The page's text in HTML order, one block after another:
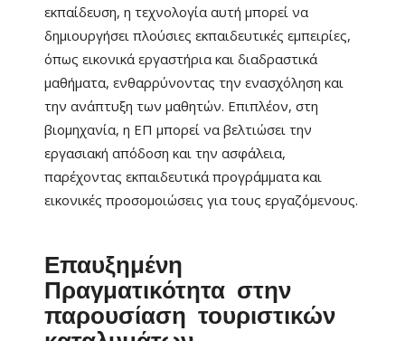
εκπαίδευση, η τεχνολογία αυτή μπορεί να
δημιουργήσει πλούσιες εκπαιδευτικές εμπειρίες,
όπως εικονικά εργαστήρια και διαδραστικά
μαθήματα, ενθαρρύνοντας την ενασχόληση και
την ανάπτυξη των μαθητών. Επιπλέον, στη
βιομηχανία, η ΕΠ μπορεί να βελτιώσει την
εργασιακή απόδοση και την ασφάλεια,
παρέχοντας εκπαιδευτικά προγράμματα και
εικονικές προσομοιώσεις για τους εργαζόμενους.
Επαυξημένη
Πραγματικότητα στην
παρουσίαση τουριστικών